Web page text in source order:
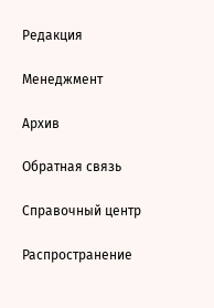
Редакция
Менеджмент
Архив
Обратная связь
Справочный центр
Распространение